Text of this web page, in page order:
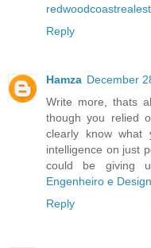
Reply
Hamza December
Write more, thats
though you relied
clearly know what
intelligence on just
could be giving
Engenheiro e
Reply